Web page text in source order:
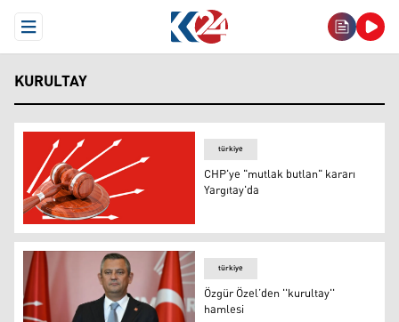
Open Menu
KURULTAY
CHP'ye "mutlak butlan" kararı Yargıtay'da
türkiye
CHP'ye "mutlak butlan" kararı
Yargıtay'da
türkiye
Özgür Özel’den ''kurultay''
hamlesi